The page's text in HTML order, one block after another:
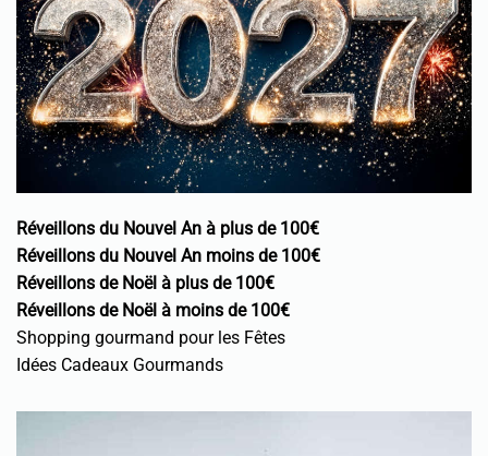
Réveillons du Nouvel An à plus de 100€
Réveillons du Nouvel An moins de 100€
Réveillons de Noël à plus de 100€
Réveillons de Noël à moins de 100€
Shopping gourmand pour les Fêtes
Idées Cadeaux Gourmands